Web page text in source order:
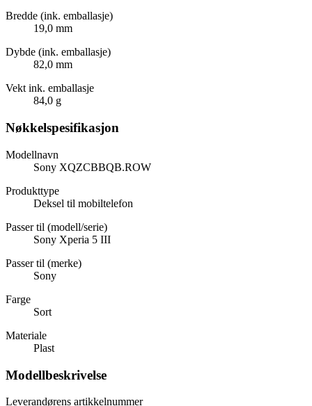
Bredde (ink. emballasje)
19,0 mm
Dybde (ink. emballasje)
82,0 mm
Vekt ink. emballasje
84,0 g
Nøkkelspesifikasjon
Modellnavn
Sony XQZCBBQB.ROW
Produkttype
Deksel til mobiltelefon
Passer til (modell/serie)
Sony Xperia 5 III
Passer til (merke)
Sony
Farge
Sort
Materiale
Plast
Modellbeskrivelse
Leverandørens artikkelnummer